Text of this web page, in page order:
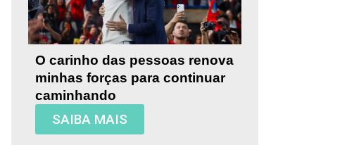
O carinho das pessoas renova
minhas forças para continuar
caminhando
SAIBA MAIS